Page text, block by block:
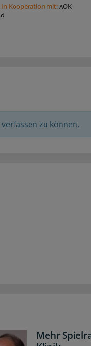
In Kooperation mit:AOK-
zu können.
Mehr